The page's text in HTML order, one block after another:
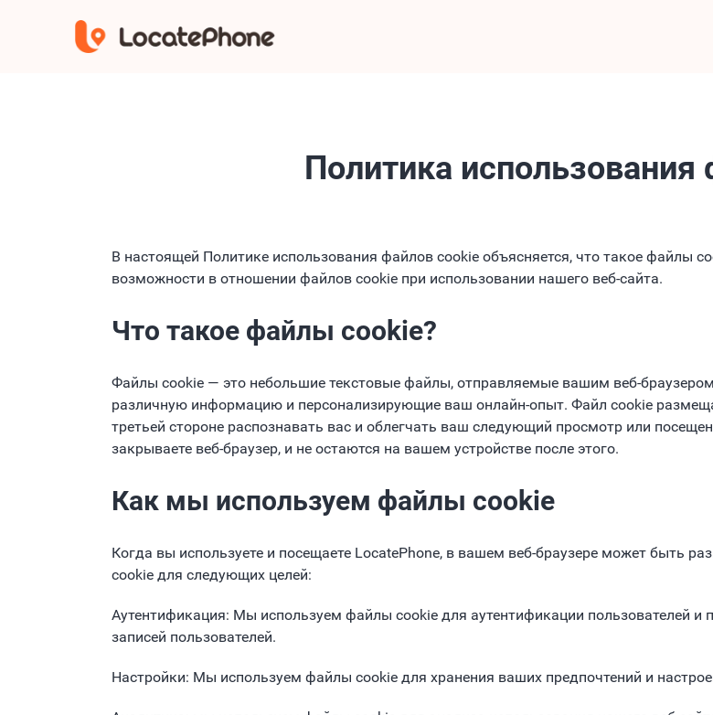
Политика использования
В настоящей Политике использования файлов cookie объясняется, что такое файлы
возможности в отношении файлов cookie при использовании нашего веб-сайта.
Что такое файлы cookie?
Файлы cookie — это небольшие текстовые файлы, отправляемые вашим веб-
различную информацию и персонализирующие ваш онлайн-опыт. Файл cookie
третьей стороне распознавать вас и облегчать ваш следующий просмотр или
закрываете веб-браузер, и не остаются на вашем устройстве после этого.
Как мы используем файлы cookie
Когда вы используете и посещаете LocatePhone, в вашем веб-браузере может быть
cookie для следующих целей:
Аутентификация: Мы используем файлы cookie для аутентификации пользователей
записей пользователей.
Настройки: Мы используем файлы cookie для хранения ваших предпочтений и